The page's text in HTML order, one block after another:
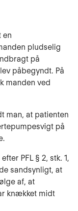
en
plud­selig
på
påbegyndt. På
manden ved
man, at patienten
på
PFL § 2, stk. 1,
sandsynligt, at
af, at
knækket midt